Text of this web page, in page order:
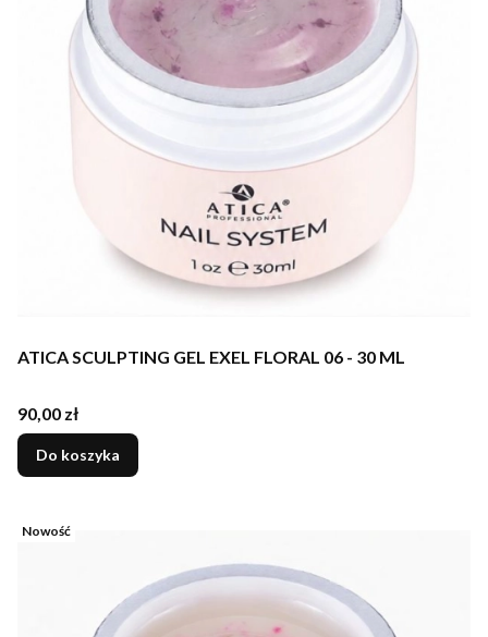
ATICA SCULPTING GEL EXEL FLORAL 06 - 30 ML
Cena
90,00 zł
Do koszyka
Nowość